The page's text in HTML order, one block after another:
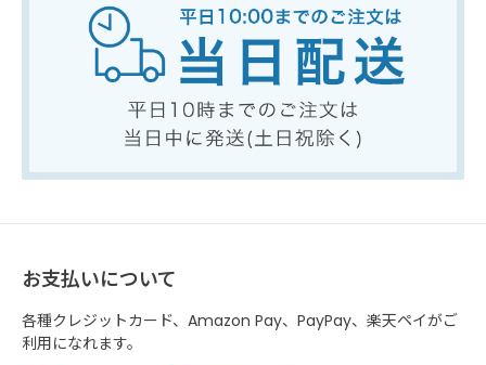
お支払いについて
各種クレジットカード、Amazon Pay、PayPay、楽天ペイがご
利用になれます。